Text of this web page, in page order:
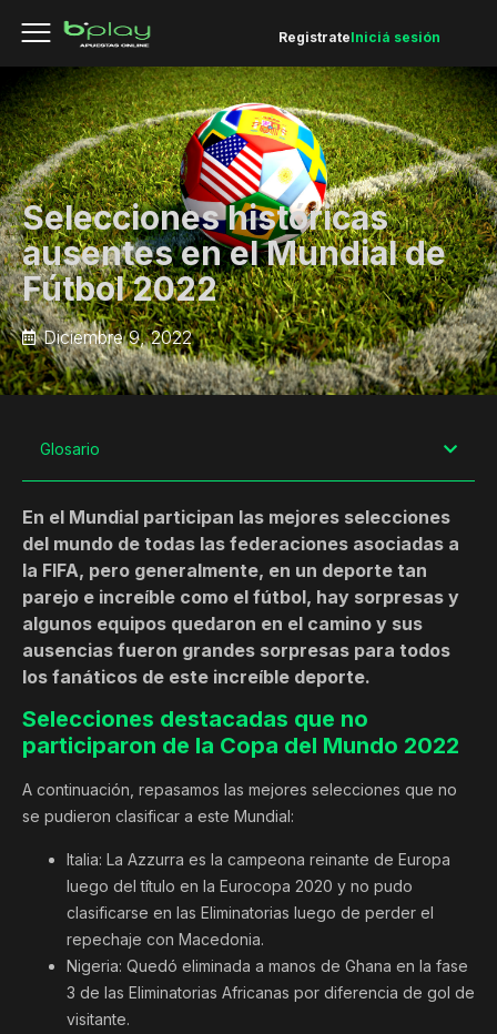
RegistrateIniciá sesión
Selecciones históricas
ausentes en el Mundial de
Fútbol 2022
Diciembre 9, 2022
Glosario
En el Mundial participan las mejores selecciones
del mundo de todas las federaciones asociadas a
la FIFA, pero generalmente, en un deporte tan
parejo e increíble como el fútbol, hay sorpresas y
algunos equipos quedaron en el camino y sus
ausencias fueron grandes sorpresas para todos
los fanáticos de este increíble deporte.
Selecciones destacadas que no
participaron de la Copa del Mundo 2022
A continuación, repasamos las mejores selecciones que no
se pudieron clasificar a este Mundial:
Italia: La Azzurra es la campeona reinante de Europa
luego del título en la Eurocopa 2020 y no pudo
clasificarse en las Eliminatorias luego de perder el
repechaje con Macedonia.
Nigeria: Quedó eliminada a manos de Ghana en la fase
3 de las Eliminatorias Africanas por diferencia de gol de
visitante.